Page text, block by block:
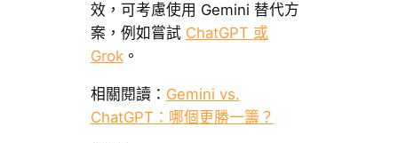
效，可考慮使用 Gemini 替代方
案，例如嘗試 ChatGPT 或
Grok。
相關閱讀： Gemini vs.
ChatGPT：哪個更勝一籌？